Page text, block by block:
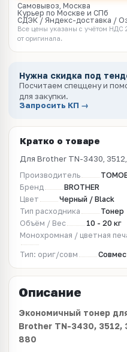
Самовывоз, Москва
Курьер по Москве и СПб
СДЭК / Яндекс-доставка /
Все цены указаны с учётом НДС
от оригинала.
Нужна скидка под
Посчитаем спеццену и
для закупки.
Запросить КП →
Кратко о товаре
Для Brother TN-3430,
Производитель
Бренд
BROTHER
Цвет
Черный / Black
Тип расходника
Тонер
Объём / Вес
10 - 20 кг
Монохромная / цветная
Тип: ориг/совм
Описание
Экономичный тонер
Brother TN-3430, 3512,
880